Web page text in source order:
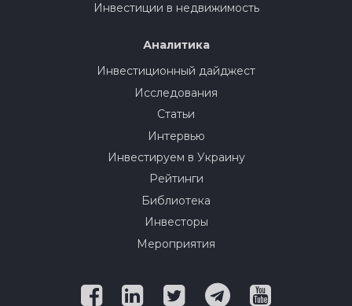
Инвестиции в недвижимость
Аналитика
Инвестиционный дайджест
Исследования
Статьи
Интервью
Инвестируем в Украину
Рейтинги
Библиотека
Инвесторы
Мероприятия